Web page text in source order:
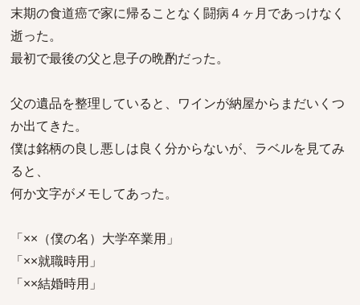
末期の食道癌で家に帰ることなく闘病４ヶ月であっけなく
逝った。
最初で最後の父と息子の晩酌だった。
父の遺品を整理していると、ワインが納屋からまだいくつ
か出てきた。
僕は銘柄の良し悪しは良く分からないが、ラベルを見てみ
ると、
何か文字がメモしてあった。
「××（僕の名）大学卒業用」
「××就職時用」
「××結婚時用」